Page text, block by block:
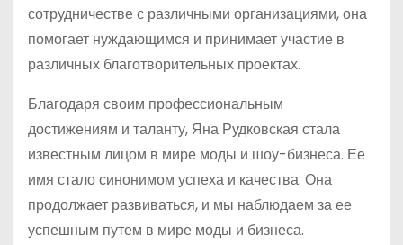
сотрудничестве с различными организациями, она
помогает нуждающимся и принимает участие в
различных благотворительных проектах.
Благодаря своим профессиональным
достижениям и таланту, Яна Рудковская стала
известным лицом в мире моды и шоу-бизнеса. Ее
имя стало синонимом успеха и качества. Она
продолжает развиваться, и мы наблюдаем за ее
успешным путем в мире моды и бизнеса.